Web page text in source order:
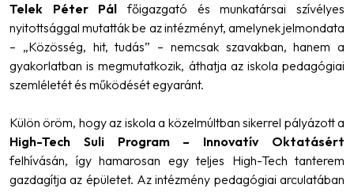
Telek Péter Pál főigazgató és munkatársai szívélyes
nyitottsággal mutatták be az intézményt, amelynek jelmondata
– „Közösség, hit, tudás” – nemcsak szavakban, hanem a
gyakorlatban is megmutatkozik, áthatja az iskola pedagógiai
szemléletét és működését egyaránt.
Külön öröm, hogy az iskola a közelmúltban sikerrel pályázott a
High-Tech Suli Program – Innovatív Oktatásért
felhívásán, így hamarosan egy teljes High-Tech tanterem
gazdagítja az épületet. Az intézmény pedagógiai arculatában